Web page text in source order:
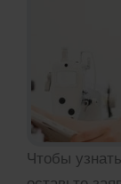
Чтобы